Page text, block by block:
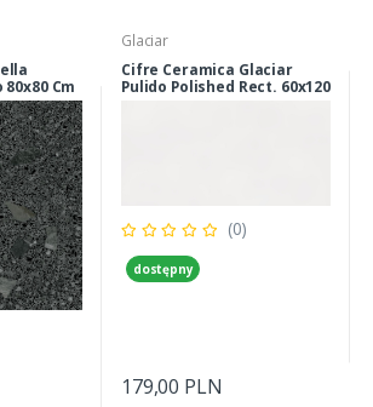
Cm
Glaciar
Cifre Ceramica Glaciar
Pulido Polished Rect. 60x120
(0)
dostępny
179,00 PLN